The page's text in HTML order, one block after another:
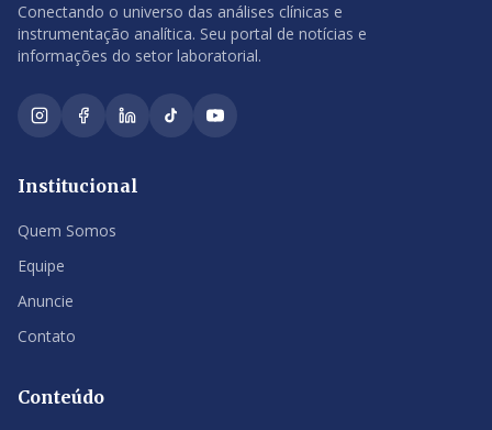
Conectando o universo das análises clínicas e
instrumentação analítica. Seu portal de notícias e
informações do setor laboratorial.
Institucional
Quem Somos
Equipe
Anuncie
Contato
Conteúdo